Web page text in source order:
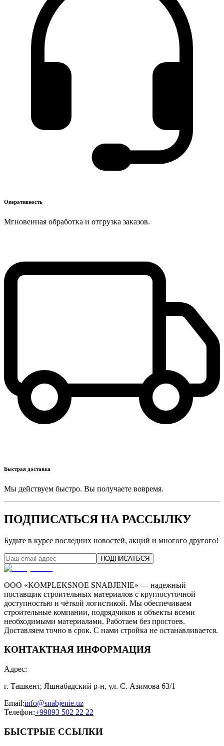
Оперативность
Мгновенная обработка и отгрузка заказов.
Быстрая доставка
Мы действуем быстро. Вы получаете вовремя.
ПОДПИСАТЬСЯ НА РАССЫЛКУ
Будьте в курсе последних новостей, акций и многого другого!
ПОДПИСАТЬСЯ
ООО «KOMPLEKSNOE SNABJENIE» — надежный
поставщик строительных материалов с круглосуточной
доступностью и чёткой логистикой. Мы обеспечиваем
строительные компании, подрядчиков и объекты всеми
необходимыми материалами. Работаем без простоев.
Доставляем точно в срок. С нами стройка не останавливается.
КОНТАКТНАЯ ИНФОРМАЦИЯ
Адрес:
г. Ташкент, Яшнабадский р-н, ул. С. Азимова 63/1
Email:info@snabjenie.uz
Телефон:+99893 502 22 22
БЫСТРЫЕ ССЫЛКИ